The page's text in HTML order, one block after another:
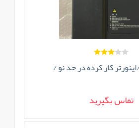
کار کرده در حد نو /
تماس بگیرید